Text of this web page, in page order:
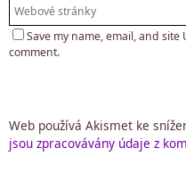
Save my name, email, and
comment.
Web používá Akismet ke
jsou zpracovávány údaje z